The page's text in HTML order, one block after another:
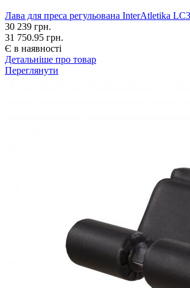
Лава для преса регульована InterAtletika
30 239 грн.
31 750.95 грн.
Є в наявності
Детальніше про товар
Переглянути